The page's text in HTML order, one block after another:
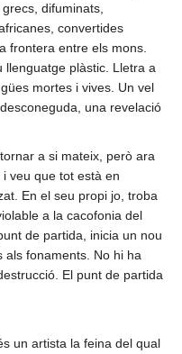
difuminats,
convertides
frontera entre els mons.
llenguatge plàstic. Lletra a
mortes i vives. Un vel
una revelació
a si mateix, però ara
veu que tot està en
En el seu propi jo, troba
a la cacofonia del
de partida, inicia un nou
fonaments. No hi ha
El punt de partida
un artista la feina del qual